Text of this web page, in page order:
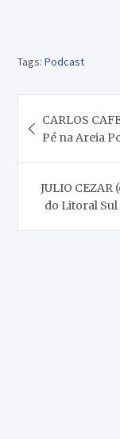
Tags: Podcast
de
Post
CARLOS
Pé na Areia
JULIO
do Litoral Sul